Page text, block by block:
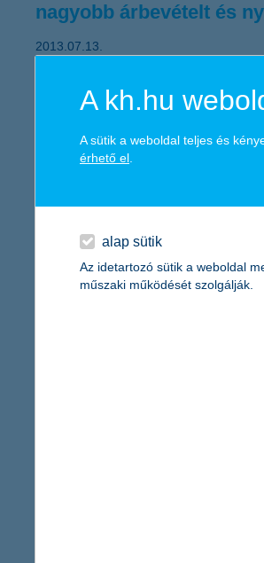
nagyobb árbevételt és
2013.07.13.
eredménynövekedést
növekedtek az előző negyedévhez
2013.07.12.
A K&H nyerte el a “Magyarország
A kh.hu
A sütik a weboldal teljes és
érhető el
alap sütik
Az idetartozó sütik a weboldal
műszaki működését szolgálják.